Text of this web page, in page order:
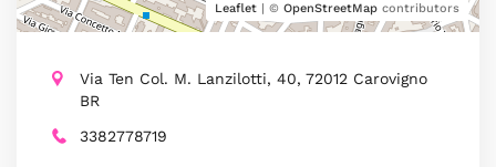
Leaflet | © OpenStreetMap contributors
Via Ten Col. M. Lanzilotti, 40, 72012 Carovigno
BR
3382778719